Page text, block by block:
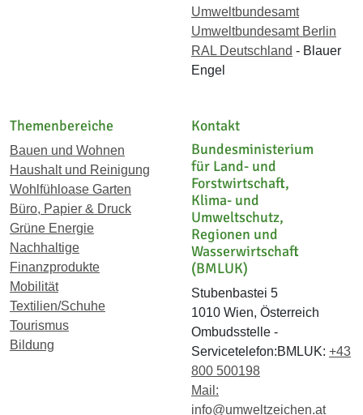
Umweltbundesamt
Umweltbundesamt Berlin
RAL Deutschland - Blauer
Engel
Themenbereiche
Bauen und Wohnen
Haushalt und Reinigung
Wohlfühloase Garten
Büro, Papier & Druck
Grüne Energie
Nachhaltige
Finanzprodukte
Mobilität
Textilien/Schuhe
Tourismus
Bildung
Kontakt
Bundesministerium
für Land- und
Forstwirtschaft,
Klima- und
Umweltschutz,
Regionen und
Wasserwirtschaft
(BMLUK)
Stubenbastei 5
1010 Wien, Österreich
Ombudsstelle -
Servicetelefon:BMLUK: +43
800 500198
Mail:
info@umweltzeichen.at